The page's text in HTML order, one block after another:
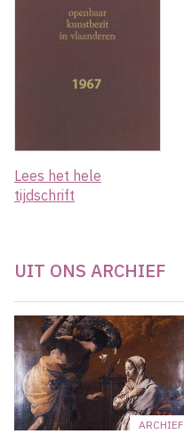
Lees het hele
tijdschrift
UIT ONS ARCHIEF
ARCHIEF